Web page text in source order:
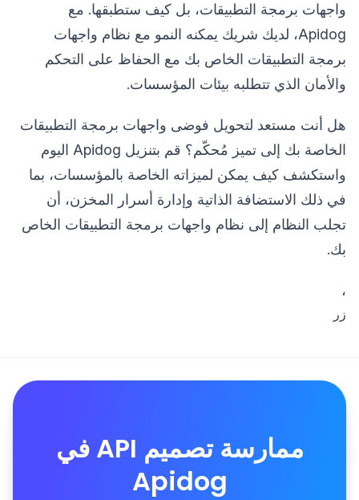
واجهات برمجة التطبيقات، بل كيف ستطبقها. مع
Apidog، لديك شريك يمكنه النمو مع نظام واجهات
برمجة التطبيقات الخاص بك مع الحفاظ على التحكم
والأمان الذي تتطلبه بيئات المؤسسات.
هل أنت مستعد لتحويل فوضى واجهات برمجة التطبيقات
الخاصة بك إلى تميز مُحكّم؟ قم بتنزيل Apidog اليوم
واستكشف كيف يمكن لميزاته الخاصة بالمؤسسات، بما
في ذلك الاستضافة الذاتية وإدارة أسرار المخزن، أن
تجلب النظام إلى نظام واجهات برمجة التطبيقات الخاص
بك.
،
زر
ممارسة تصميم API في
Apidog